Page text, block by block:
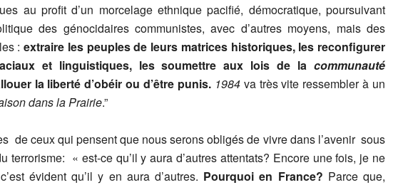
au profit d’un morcelage ethnique pacifié, démocratique, poursuivant
des génocidaires communistes, avec d’autres moyens, mais des
: extraire les peuples de leurs matrices historiques, les reconfigurer
et linguistiques, les soumettre aux lois de la communauté
la liberté d’obéir ou d’être punis. 1984va très vite ressembler à un
dans la Prairie.”
de ceux qui pensent que nous serons obligés de vivre dans l’avenir sous
terrorisme: « est-ce qu’il y aura d’autres attentats? Encore une fois, je ne
évident qu’il y en aura d’autres. Pourquoi en France? Parce que,